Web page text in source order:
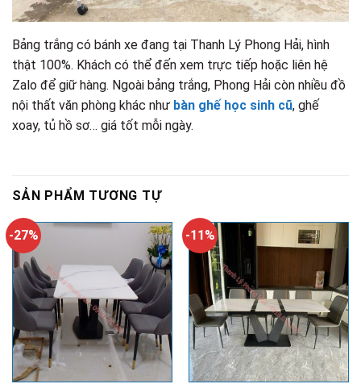
Bảng trắng có bánh xe đang tại Thanh Lý Phong Hải, hình
thật 100%. Khách có thể đến xem trực tiếp hoặc liên hệ
Zalo để giữ hàng. Ngoài bảng trắng, Phong Hải còn nhiều đồ
nội thất văn phòng khác như bàn ghế học sinh cũ, ghế
xoay, tủ hồ sơ… giá tốt mỗi ngày.
SẢN PHẨM TƯƠNG TỰ
-27% -11%